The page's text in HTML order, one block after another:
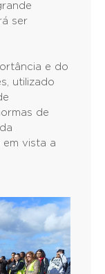
ser
e do
utilizado
de
em vista a